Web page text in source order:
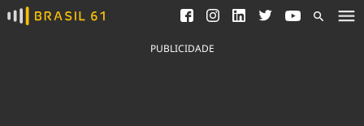
Ver todas as notícias
Saneamento
Indicadores
PUBLICIDADE